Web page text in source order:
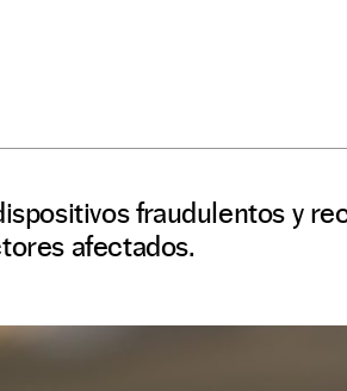
fraudulentos y
afectados.